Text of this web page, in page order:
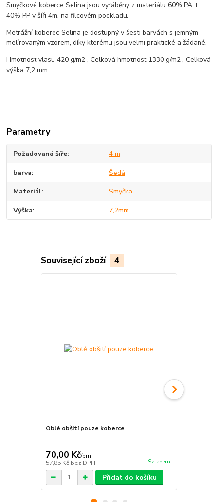
Smyčkové koberce Selina jsou vyráběny z materiálu 60% PA +
40% PP v šíři 4m, na filcovém podkladu.
Metrážní koberec Selina je dostupný v šesti barvách s jemným
melírovaným vzorem, díky kterému jsou velmi praktické a žádané.
Hmotnost vlasu 420 g/m2 , Celková hmotnost 1330 g/m2 , Celková
výška 7,2 mm
Parametry
Požadovaná šíře 4 m
barva Šedá
Materiál Smyčka
Výška 7,2mm
Související zboží 4
Oblé obšití pouze koberce
70,00 Kč/bm
57,85 Kč bez DPH Skladem
Přidat do košíku